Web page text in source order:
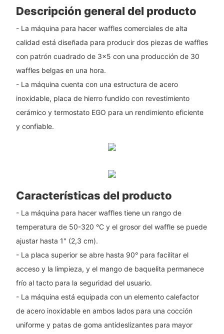
Descripción general del producto
- La máquina para hacer waffles comerciales de alta
calidad está diseñada para producir dos piezas de waffles
con patrón cuadrado de 3x5 con una producción de 30
waffles belgas en una hora.
- La máquina cuenta con una estructura de acero
inoxidable, placa de hierro fundido con revestimiento
cerámico y termostato EGO para un rendimiento eficiente
y confiable.
Características del producto
- La máquina para hacer waffles tiene un rango de
temperatura de 50-320 °C y el grosor del waffle se puede
ajustar hasta 1" (2,3 cm).
- La placa superior se abre hasta 90° para facilitar el
acceso y la limpieza, y el mango de baquelita permanece
frío al tacto para la seguridad del usuario.
- La máquina está equipada con un elemento calefactor
de acero inoxidable en ambos lados para una cocción
uniforme y patas de goma antideslizantes para mayor